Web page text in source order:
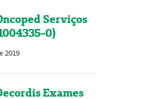
Serviços
0)
2019
Exames